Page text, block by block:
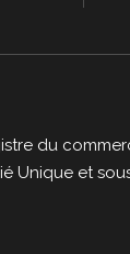
du
Unique et